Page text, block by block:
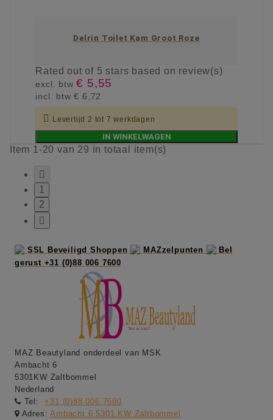
Delrin Toilet Kam Groot Roze
Ratedout of 5 stars based on review(s)
excl. btw€ 5,55
incl. btw€ 6,72
 Levertijd 2 tot 7 werkdagen
IN WINKELWAGEN
Item 1-20 van 29 in totaal item(s)

1
2

SSL Beveiligd Shoppen MAZzelpunten
Bel
gerust +31 (0)88 006 7600
MAZ Beautyland onderdeel van MSK
Ambacht 6
5301KW Zaltbommel
Nederland
Tel:
+31 (0)88 006 7600
Adres:Ambacht 6 5301 KW Zaltbommel